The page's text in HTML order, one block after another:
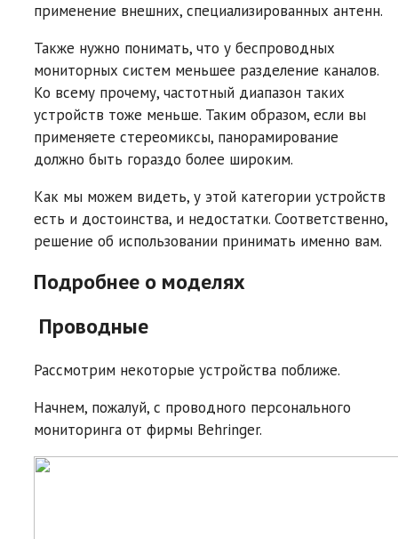
применение внешних, специализированных антенн.
Также нужно понимать, что у беспроводных
мониторных систем меньшее разделение каналов.
Ко всему прочему, частотный диапазон таких
устройств тоже меньше. Таким образом, если вы
применяете стереомиксы, панорамирование
должно быть гораздо более широким.
Как мы можем видеть, у этой категории устройств
есть и достоинства, и недостатки. Соответственно,
решение об использовании принимать именно вам.
Подробнее о моделях
Проводные
Рассмотрим некоторые устройства поближе.
Начнем, пожалуй, с проводного персонального
мониторинга от фирмы Behringer.